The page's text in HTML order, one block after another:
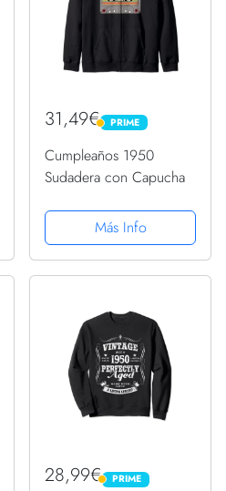
31,49€ PRIME
PRIME
Cumpleaños 1950
Sudadera con Capucha
Más Info
28,99€ PRIME
PRIME